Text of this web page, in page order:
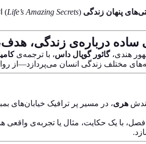
پنهان زندگی (
Life’s Amazing Secrets
)
ساده درباره‌ی زندگی،
هندی،گائور گوپال داس، با ترجمه‌ی
مختلف زندگی انسان می‌پردازد—از
هری، در مسیر پر ترافیک خیابان‌های
با یک حکایت، مثال یا تجربه‌ی واقعی